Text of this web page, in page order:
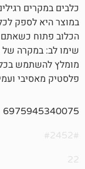
לא ינסו
לכלב פינה המהווה
נמצאים בבית
של כלבים עם חרדת
רשת –
יותר (כלוב